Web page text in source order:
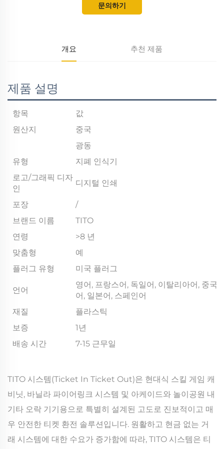
문의하기
개요 추천 제품
제품 설명
항목
값
원산지
중국
광동
유형
지폐 인식기
로고/그래픽 디자
인
디지털 인쇄
포장
/
브랜드 이름
TITO
연령
>8 년
맞춤형
예
플러그 유형
미국 플러그
언어
영어, 프랑스어, 독일어, 이탈리아어, 중국
어, 일본어, 스페인어
재질
플라스틱
보증
1년
배송 시간
7-15 근무일
TITO 시스템(Ticket In Ticket Out)은 현대식 스킬 게임 캐
비닛, 바닐라 파이어링크 시스템 및 아케이드와 놀이공원 내
기타 오락 기기용으로 특별히 설계된 고도로 진보적이고 매
우 안전한 티켓 환전 솔루션입니다. 원활하고 현금 없는 거
래 시스템에 대한 수요가 증가함에 따라, TITO 시스템은 티